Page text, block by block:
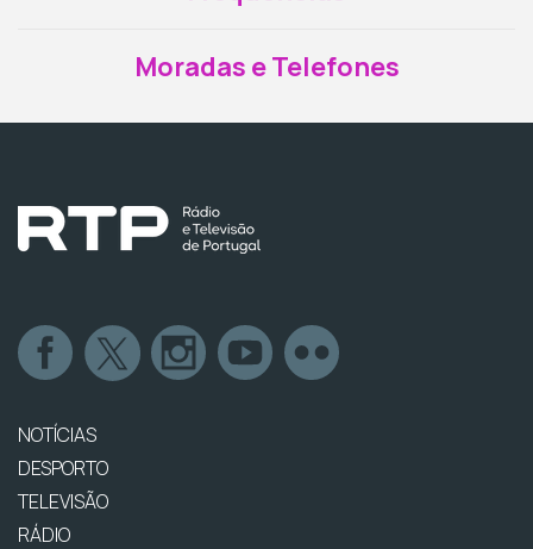
Moradas e Telefones
NOTÍCIAS
DESPORTO
TELEVISÃO
RÁDIO